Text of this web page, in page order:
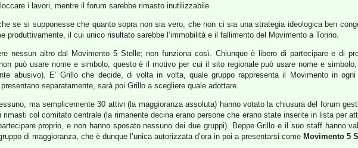
i lavori, mentre il forum sarebbe rimasto inutilizzabile.
se si supponesse che quanto sopra non sia vero, che non ci sia una strategia ideologica ben
produttivamente, il cui unico risultato sarebbe l’immobilità e il fallimento del Movimento a Torino.
nessun altro dal Movimento 5 Stelle; non funziona così. Chiunque è libero di partecipare e di
può usare nome e simbolo; questo è il motivo per cui il sito regionale può usare nome e
abusivo). E’ Grillo che decide, di volta in volta, quale gruppo rappresenta il Movimento in
separatamente, sarà poi Grillo a scegliere quale adottare.
ma semplicemente 30 attivi (la maggioranza assoluta) hanno votato la chiusura del forum
rimasti col comitato centrale (la rimanente decina erano persone che erano state inserite in lista per
proprio, e non hanno sposato nessuno dei due gruppi). Beppe Grillo e il suo staff hanno
di maggioranza, che è dunque l’unica autorizzata d’ora in poi a presentarsi come Movimento 5